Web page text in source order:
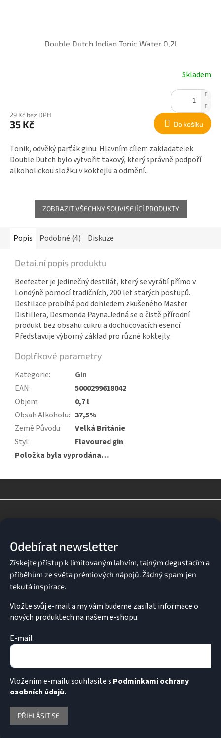
Double Dutch Indian Tonic Water 0,2l
Skladem
29 Kč bez DPH
35 Kč Do košíku
Tonik, odvěký parťák ginu. Hlavním cílem zakladatelek
Double Dutch bylo vytvořit takový, který správně podpoří
alkoholickou složku v koktejlu a odmění...
ZOBRAZIT VŠECHNY SOUVISEJÍCÍ PRODUKTY
Popis Podobné (4) Diskuze
Detailní popis produktu
Beefeater je jedinečný destilát, který se vyrábí přímo v
Londýně pomocí tradičních, 200 let starých postupů.
Destilace probíhá pod dohledem zkušeného Master
Distillera, Desmonda Payna.Jedná se o čistě přírodní
produkt bez obsahu cukru a dochucovacích esencí.
Představuje výborný základ pro různé koktejly.
Doplňkové parametry
Kategorie:
Gin
EAN:
5000299618042
Objem:
0,7 l
Obsah Alkoholu: 37,5%
Země Původu:
Velká Británie
Styl:
Flavoured gin
Položka byla vyprodána…
Odebírat newsletter
Vložte svůj e-mail a my vám budeme zasílat informace o
nových produktech na našem e-shopu.
E-mail
Vložením e-mailu souhlasíte s Podmínkami ochrany
osobních údajů.
PŘIHLÁSIT SE